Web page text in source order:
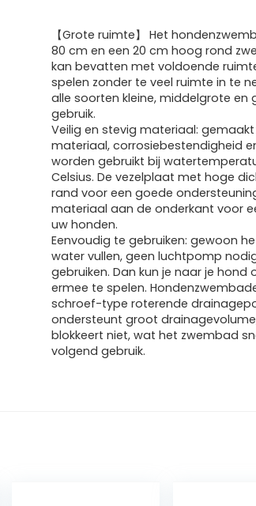
【Grote ruimte】 Het
80 cm en een 20 cm hoog rond
kan bevatten met voldoende
spelen zonder te veel ruimte in te
alle soorten kleine, middelgrote en
gebruik.
Veilig en stevig materiaal:
materiaal, corrosiebestendigheid
worden gebruikt bij
Celsius. De vezelplaat met hoge
rand voor een goede
materiaal aan de onderkant voor
uw honden.
Eenvoudig te gebruiken: gewoon
water vullen, geen luchtpomp
gebruiken. Dan kun je naar je hond
ermee te spelen.
schroef-type roterende
ondersteunt groot
blokkeert niet, wat het zwembad
volgend gebruik.